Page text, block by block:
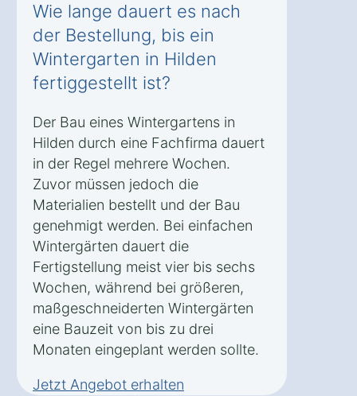
Wie lange dauert es nach
der Bestellung, bis ein
Wintergarten in Hilden
fertiggestellt ist?
Der Bau eines Wintergartens in
Hilden durch eine Fachfirma dauert
in der Regel mehrere Wochen.
Zuvor müssen jedoch die
Materialien bestellt und der Bau
genehmigt werden. Bei einfachen
Wintergärten dauert die
Fertigstellung meist vier bis sechs
Wochen, während bei größeren,
maßgeschneiderten Wintergärten
eine Bauzeit von bis zu drei
Monaten eingeplant werden sollte.
Jetzt Angebot erhalten